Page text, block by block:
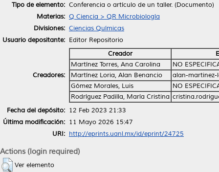
Tipo de elemento: Conferencia o artículo de un taller. (Documento)
Materias: Q Ciencia > QR Microbiología
Divisiones: Ciencias Químicas
Usuario depositante: Editor Repositorio
Creadores:
Creador
Martínez Torres, Ana Carolina
NO
Martínez Loria, Alan Benancio
alan-martinez-
Gómez Morales, Luis
NO
Rodríguez Padilla, María Cristina
Fecha del depósito: 12 Feb 2023 21:33
Última modificación: 11 Mayo 2026 15:47
URI: http://eprints.uanl.mx/id/eprint/24725
Actions (login required)
Ver elemento